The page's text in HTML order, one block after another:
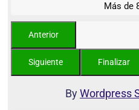
Más de
ByWordpress